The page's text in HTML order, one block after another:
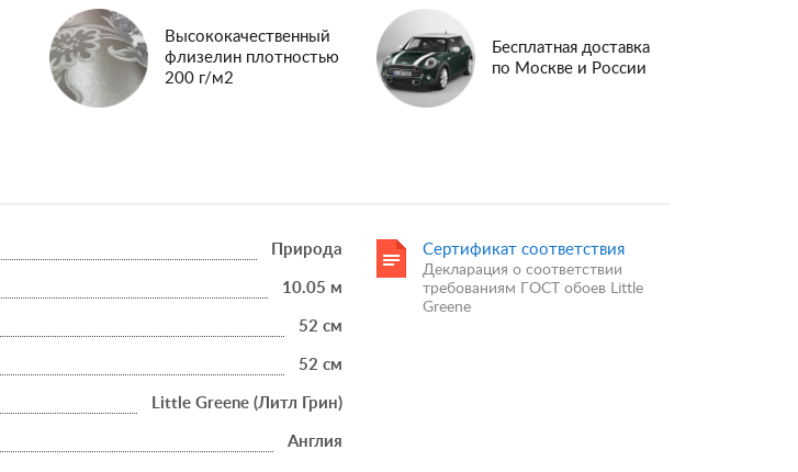
Высококачественный
флизелин плотностью
200 г/м2
Бесплатная доставка
по Москве и России
Природа
10.05 м
52 см
52 см
Little Greene (Литл Грин)
Англия
Сертификат соответствия
Декларация о соответствии
требованиям ГОСТ обоев Little
Greene